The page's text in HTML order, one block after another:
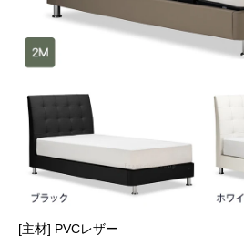
[主材] PVCレザー